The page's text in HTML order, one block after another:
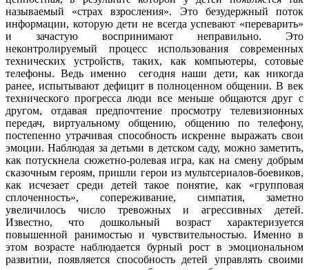
называемый «страх взросления». Это безудержный поток
информации, которую дети не всегда успевают «переварить»
и зачастую воспринимают неправильно. Это
неконтролируемый процесс использования современных
технических устройств, таких, как компьютеры, сотовые
телефоны. Ведь именно сегодня наши дети, как никогда
ранее, испытывают дефицит в полноценном общении. В век
технического прогресса люди все меньше общаются друг с
другом, отдавая предпочтение просмотру телевизионных
передач, виртуальному общению, общению по телефону,
постепенно утрачивая способность искренне выражать свои
эмоции. Наблюдая за детьми в детском саду, можно заметить,
как потускнела сюжетно-ролевая игра, как на смену добрым
сказочным героям, пришли герои из мультсериалов-боевиков,
как исчезает среди детей такое понятие, как «групповая
сплоченность», сопереживание, симпатия, заметно
увеличилось число тревожных и агрессивных детей.
Известно, что дошкольный возраст характеризуется
повышенной ранимостью и чувствительностью. Именно в
этом возрасте наблюдается бурный рост в эмоциональном
развитии, появляется способность детей управлять своими